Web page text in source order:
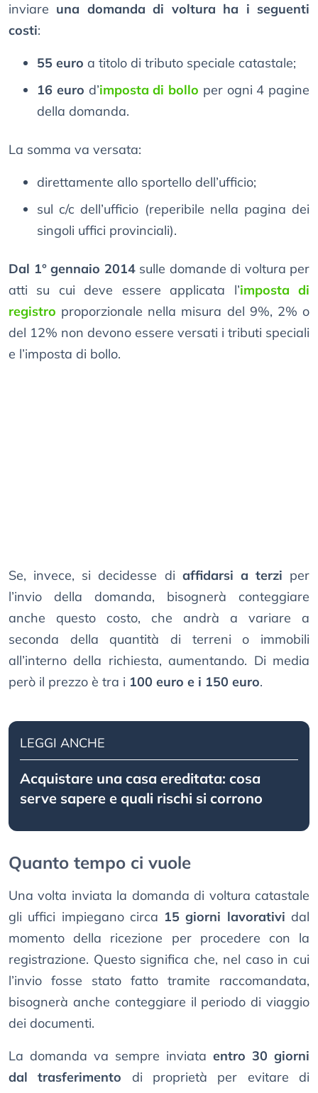
inviare una domanda di voltura ha i seguenti
costi:
55 euro a titolo di tributo speciale catastale;
16 euro d’imposta di bollo per ogni 4 pagine
della domanda.
La somma va versata:
direttamente allo sportello dell’ufficio;
sul c/c dell’ufficio (reperibile nella pagina dei
singoli uffici provinciali).
Dal 1° gennaio 2014sulle domande di voltura per
atti su cui deve essere applicata l’imposta di
registro proporzionale nella misura del 9%, 2% o
del 12% non devono essere versati i tributi speciali
e l’imposta di bollo.
Se, invece, si decidesse di affidarsi a terzi per
l’invio della domanda, bisognerà conteggiare
anche questo costo, che andrà a variare a
seconda della quantità di terreni o immobili
all’interno della richiesta, aumentando. Di media
però il prezzo è tra i 100 euro e i 150 euro.
LEGGI ANCHE
Acquistare una casa ereditata: cosa
serve sapere e quali rischi si corrono
Quanto tempo ci vuole
Una volta inviata la domanda di voltura catastale
gli uffici impiegano circa 15 giorni lavorativi dal
momento della ricezione per procedere con la
registrazione. Questo significa che, nel caso in cui
l’invio fosse stato fatto tramite raccomandata,
bisognerà anche conteggiare il periodo di viaggio
dei documenti.
La domanda va sempre inviata entro 30 giorni
dal trasferimento di proprietà per evitare di